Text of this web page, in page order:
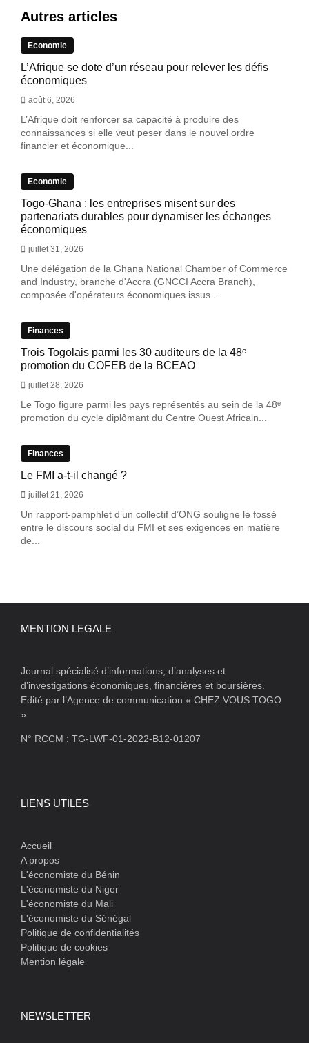
Autres articles
Economie
L’Afrique se dote d’un réseau pour relever les défis
économiques
août 6, 2026
L’Afrique doit renforcer sa capacité à produire des
connaissances si elle veut peser dans le nouvel ordre
financier et économique...
Economie
Togo-Ghana : les entreprises misent sur des
partenariats durables pour dynamiser les échanges
économiques
juillet 31, 2026
Une délégation de la Ghana National Chamber of Commerce
and Industry, branche d'Accra (GNCCI Accra Branch),
composée d'opérateurs économiques issus...
Finances
Trois Togolais parmi les 30 auditeurs de la 48ᵉ
promotion du COFEB de la BCEAO
juillet 28, 2026
Le Togo figure parmi les pays représentés au sein de la 48ᵉ
promotion du cycle diplômant du Centre Ouest Africain...
Finances
Le FMI a-t-il changé ?
juillet 21, 2026
Un rapport-pamphlet d’un collectif d’ONG souligne le fossé
entre le discours social du FMI et ses exigences en matière
de...
MENTION LEGALE
Journal spécialisé d’informations, d’analyses et
d’investigations économiques, financières et boursières.
Edité par l’Agence de communication « CHEZ VOUS TOGO
»
N° RCCM : TG-LWF-01-2022-B12-01207
LIENS UTILES
Accueil
A propos
L'économiste du Bénin
L'économiste du Niger
L'économiste du Mali
L'économiste du Sénégal
Politique de confidentialités
Politique de cookies
Mention légale
NEWSLETTER